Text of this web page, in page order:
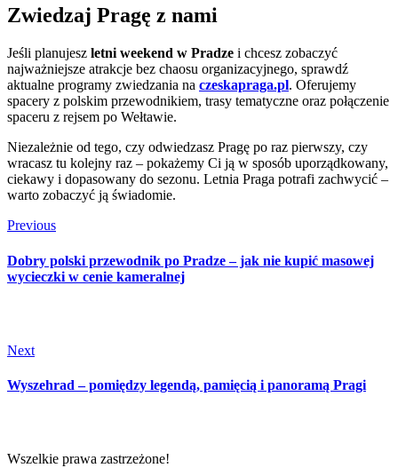
Zwiedzaj Pragę z nami
Jeśli planujesz letni weekend w Pradze i chcesz zobaczyć
najważniejsze atrakcje bez chaosu organizacyjnego, sprawdź
aktualne programy zwiedzania na czeskapraga.pl. Oferujemy
spacery z polskim przewodnikiem, trasy tematyczne oraz połączenie
spaceru z rejsem po Wełtawie.
Niezależnie od tego, czy odwiedzasz Pragę po raz pierwszy, czy
wracasz tu kolejny raz – pokażemy Ci ją w sposób uporządkowany,
ciekawy i dopasowany do sezonu. Letnia Praga potrafi zachwycić –
warto zobaczyć ją świadomie.
Previous
Dobry polski przewodnik po Pradze – jak nie kupić masowej
wycieczki w cenie kameralnej
Next
Wyszehrad – pomiędzy legendą, pamięcią i panoramą Pragi
Wszelkie prawa zastrzeżone!